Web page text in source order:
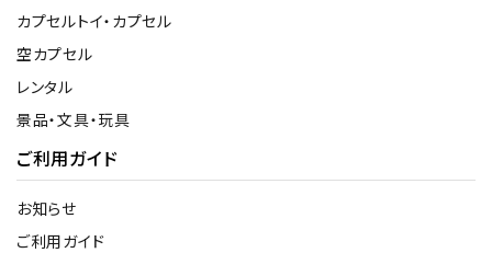
カプセルトイ・カプセル
空カプセル
レンタル
景品・文具・玩具
ご利用ガイド
お知らせ
ご利用ガイド